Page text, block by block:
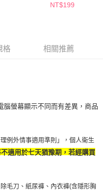
support/home
，並將交易相關給付款項請求債
或監護人之同意方可使用
起之損失，本公司不負相關責
個別帳號之用戶狀況，依本公司即
足之情形，本公司將視審查結果
之使用額度並採取法律行動。
費
)
NT$199
格 相關推薦
螢幕顯示不同而有差異，商品
例外情事適用準則」，個人衛生
適用於七天猶豫期，若經購買
毛刀、紙尿褲、內衣褲(含隱形胸